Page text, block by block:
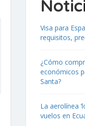
Visa para
requisitos,
¿Cómo
económicos
Santa?
La aerolínea
vuelos en